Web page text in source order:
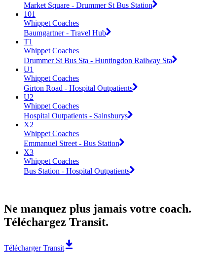
Market Square - Drummer St Bus Station
101
Whippet Coaches
Baumgartner - Travel Hub
T1
Whippet Coaches
Drummer St Bus Sta - Huntingdon Railway Sta
U1
Whippet Coaches
Girton Road - Hospital Outpatients
U2
Whippet Coaches
Hospital Outpatients - Sainsburys
X2
Whippet Coaches
Emmanuel Street - Bus Station
X3
Whippet Coaches
Bus Station - Hospital Outpatients
Ne manquez plus jamais votre coach.
Téléchargez Transit.
Télécharger Transit